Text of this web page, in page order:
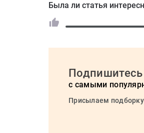
Была ли статья
с самыми
Присылаем